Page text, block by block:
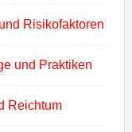
Risikofaktoren
und Praktiken
Reichtum